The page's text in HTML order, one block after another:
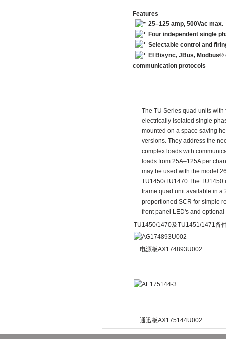
Features
25–125 amp, 500Vac max.
Four independent single
Selectable control and
EI Bisync, JBus,
communication protocols
The TU Series quad units
electrically isolated single
mounted on a space saving
versions. They address the
complex loads with
loads from 25A–125A per
may be used with the model
TU1450/TU1470 The TU1450
frame quad unit available in a
proportioned SCR for simple
front panel LED's and
TU1450/1470及TU1451/1471备
电源板AX174893U002
通迅板AX175144U002